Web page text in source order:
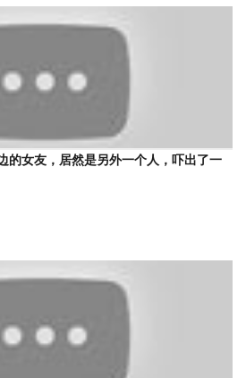
的女友，居然是另外一个人，吓出了一